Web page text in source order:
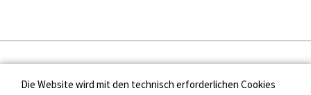
Presse
Die Website wird mit den technisch erforderlichen Cookies